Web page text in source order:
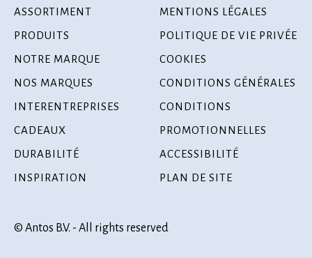
ASSORTIMENT
PRODUITS
NOTRE MARQUE
NOS MARQUES
INTERENTREPRISES
CADEAUX
DURABILITÉ
INSPIRATION
MENTIONS LÉGALES
POLITIQUE DE VIE PRIVÉE
COOKIES
CONDITIONS GÉNÉRALES
CONDITIONS
PROMOTIONNELLES
ACCESSIBILITÉ
PLAN DE SITE
© Antos B.V. - All rights reserved